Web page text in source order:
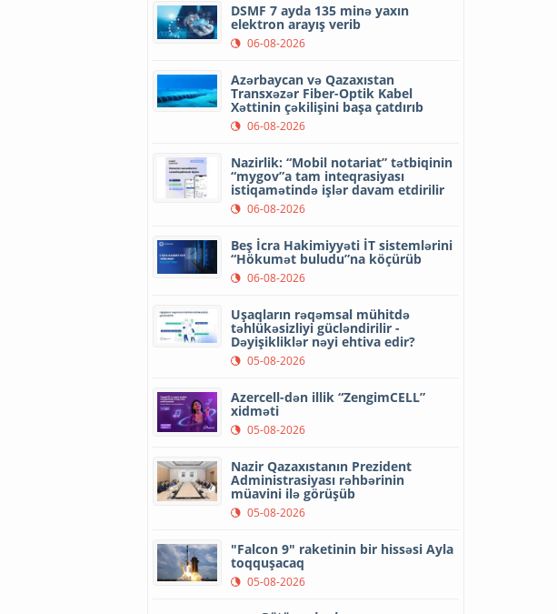
DSMF 7 ayda 135 minə yaxın
elektron arayış verib
06-08-2026
Azərbaycan və Qazaxıstan
Transxəzər Fiber-Optik Kabel
Xəttinin çəkilişini başa çatdırıb
06-08-2026
Nazirlik: “Mobil notariat” tətbiqinin
“mygov”a tam inteqrasiyası
istiqamətində işlər davam etdirilir
06-08-2026
Beş İcra Hakimiyyəti İT sistemlərini
“Hökumət buludu”na köçürüb
06-08-2026
Uşaqların rəqəmsal mühitdə
təhlükəsizliyi gücləndirilir -
Dəyişikliklər nəyi ehtiva edir?
05-08-2026
Azercell-dən illik “ZengimCELL”
xidməti
05-08-2026
Nazir Qazaxıstanın Prezident
Administrasiyası rəhbərinin
müavini ilə görüşüb
05-08-2026
"Falcon 9" raketinin bir hissəsi Ayla
toqquşacaq
05-08-2026